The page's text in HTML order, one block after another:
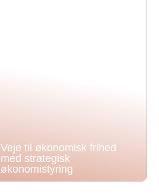
Veje til økonomisk frihed
med strategisk
økonomistyring